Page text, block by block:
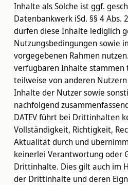
Inhalte als Solche ist ggf.
Datenbankwerk iSd. §§ 4 Abs.
dürfen diese Inhalte lediglich
Nutzungsbedingungen sowie
vorgegebenen Rahmen
verfügbaren Inhalte stammen
teilweise von anderen
Inhalte der Nutzer sowie
nachfolgend
DATEV führt bei Drittinhalten
Vollständigkeit, Richtigkeit,
Aktualität durch und
keinerlei Verantwortung oder
Drittinhalte. Dies gilt auch im
der Drittinhalte und deren